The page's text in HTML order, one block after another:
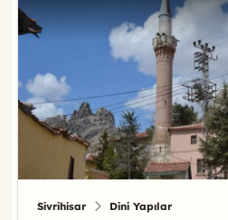
Sivrihisar Dini Yapılar